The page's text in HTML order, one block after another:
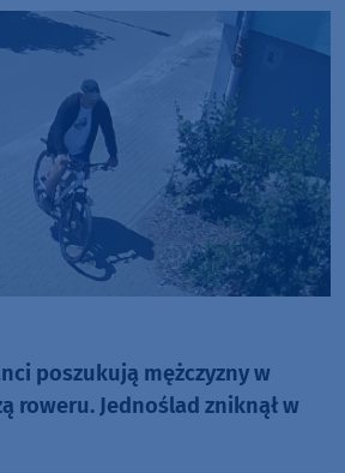
poszukują mężczyzny w
roweru. Jednoślad zniknął w